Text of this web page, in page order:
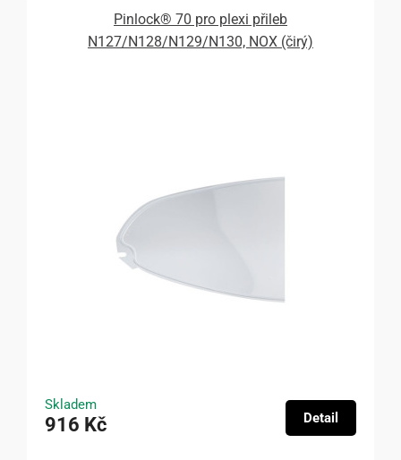
Pinlock® 70 pro plexi přileb
N127/N128/N129/N130, NOX (čirý)
Skladem
916 Kč Detail